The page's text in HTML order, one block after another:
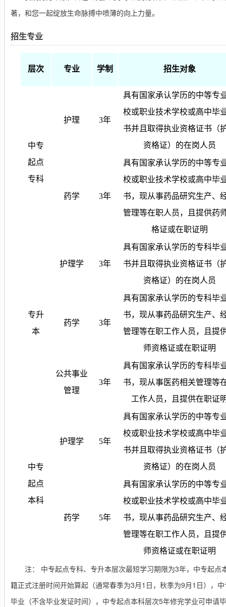
著，和您一起绽放生命脉搏中喷薄的向上力量。
招生专业
层次 专业 学制 招生对象
中专
起点
专科
护理 3年
具有国家承认学历的中等专
校或职业技术学校或高中毕
书并且取得执业资格证书（
资格证）的在岗人员
药学 3年
具有国家承认学历的中等专
校或职业技术学校或高中毕
书，现从事药品研究生产、
管理等在职人员，且提供药
格证或在职证明
专升
本
护理学 3年
具有国家承认学历的专科毕
书并且取得执业资格证书（
资格证）的在岗人员
药学 3年
具有国家承认学历的专科毕
书，现从事药品研究生产、
管理等在职工作人员，且提
师资格证或在职证明
公共事业
管理
3年
具有国家承认学历的专科毕
书，现从事医药相关管理等
工作人员，且提供在职证
中专
起点
本科
护理学 5年
具有国家承认学历的中等专
校或职业技术学校或高中毕
书并且取得执业资格证书（
资格证）的在岗人员
药学 5年
具有国家承认学历的中等专
校或职业技术学校或高中毕
书，现从事药品研究生产、
管理等在职工作人员，且提
师资格证或在职证明
注： 中专起点专科、专升本层次最短学习期限为3年，中专起
籍正式注册时间开始算起（通常春季为3月1日，秋季为9月1日），
毕业（不含毕业发证时间），中专起点本科层次5年修完学业可申请